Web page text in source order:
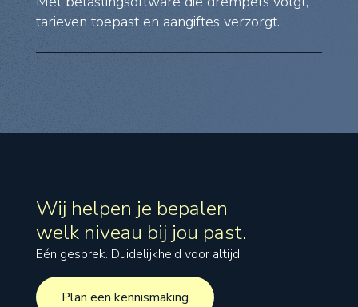
tarieven toepast en aangiftes verzorgt.
Wij helpen je bepalen
welk niveau bij jou past.
Eén gesprek. Duidelijkheid voor altijd.
Plan een kennismaking